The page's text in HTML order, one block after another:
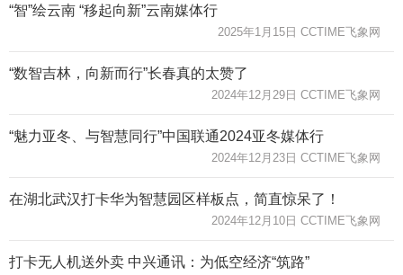
“智”绘云南 “移起向新”云南媒体行
2025年1月15日 CCTIME飞象网
“数智吉林，向新而行”长春真的太赞了
2024年12月29日 CCTIME飞象网
“魅力亚冬、与智慧同行”中国联通2024亚冬媒体行
2024年12月23日 CCTIME飞象网
在湖北武汉打卡华为智慧园区样板点，简直惊呆了！
2024年12月10日 CCTIME飞象网
打卡无人机送外卖 中兴通讯：为低空经济“筑路”